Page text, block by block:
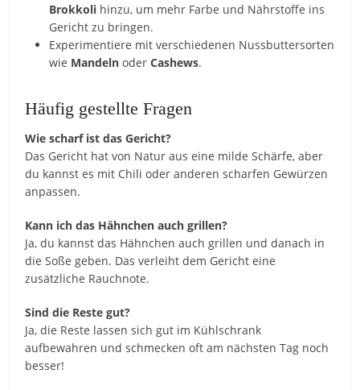
Brokkoli hinzu, um mehr Farbe und Nährstoffe ins
Gericht zu bringen.
Experimentiere mit verschiedenen Nussbuttersorten
wie Mandeln oderCashews.
Häufig gestellte Fragen
Wie scharf ist das Gericht?
Das Gericht hat von Natur aus eine milde Schärfe, aber
du kannst es mit Chili oder anderen scharfen Gewürzen
anpassen.
Kann ich das Hähnchen auch grillen?
Ja, du kannst das Hähnchen auch grillen und danach in
die Soße geben. Das verleiht dem Gericht eine
zusätzliche Rauchnote.
Sind die Reste gut?
Ja, die Reste lassen sich gut im Kühlschrank
aufbewahren und schmecken oft am nächsten Tag noch
besser!